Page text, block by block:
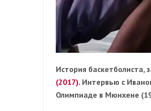
История баскетболиста,
(2017). Интервью с
Олимпиаде в Мюнхене